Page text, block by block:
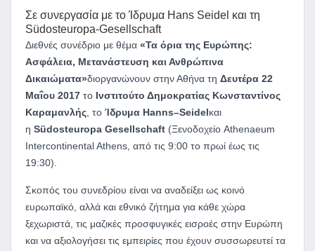
Σε συνεργασία με το Ίδρυμα Hans Seidel και τη
Südosteuropa-Gesellschaft
Διεθνές συνέδριο με θέμα «Τα όρια της Ευρώπης:
Ασφάλεια, Μετανάστευση και Ανθρώπινα
Δικαιώματα»διοργανώνουν στην Αθήνα τη Δευτέρα 22
Μαΐου 2017 το Ινστιτούτο Δημοκρατίας Κωνσταντίνος
Καραμανλής, το Ίδρυμα Hanns–Seidelκαι
η Südosteuropa Gesellschaft (Ξενοδοχείο Athenaeum
Intercontinental Athens, από τις 9:00 το πρωί έως τις
19:30).
Σκοπός του συνεδρίου είναι να αναδείξει ως κοινό
ευρωπαϊκό, αλλά και εθνικό ζήτημα για κάθε χώρα
ξεχωριστά, τις μαζικές προσφυγικές εισροές στην Ευρώπη
και να αξιολογήσει τις εμπειρίες που έχουν συσσωρευτεί τα